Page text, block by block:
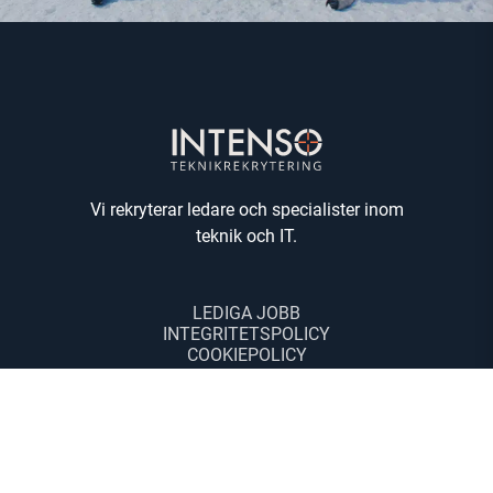
Vi rekryterar ledare och specialister inom
teknik och IT.
LEDIGA JOBB
INTEGRITETSPOLICY
COOKIEPOLICY
KONTAKT